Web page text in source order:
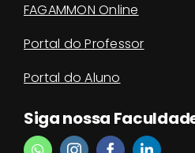
FAGAMMON Online
Portal do Professor
Portal do Aluno
Siga nossa